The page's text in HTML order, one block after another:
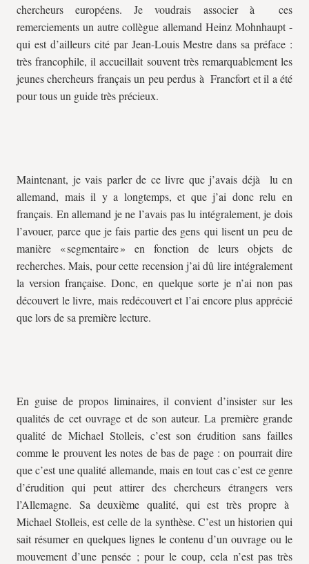
chercheurs européens. Je voudrais associer à ces
remerciements un autre collègue allemand Heinz Mohnhaupt -
qui est d’ailleurs cité par Jean-Louis Mestre dans sa préface :
très francophile, il accueillait souvent très remarquablement les
jeunes chercheurs français un peu perdus à Francfort et il a été
pour tous un guide très précieux.
Maintenant, je vais parler de ce livre que j’avais déjà lu en
allemand, mais il y a longtemps, et que j’ai donc relu en
français. En allemand je ne l’avais pas lu intégralement, je dois
l’avouer, parce que je fais partie des gens qui lisent un peu de
manière « segmentaire » en fonction de leurs objets de
recherches. Mais, pour cette recension j’ai dû lire intégralement
la version française. Donc, en quelque sorte je n’ai non pas
découvert le livre, mais redécouvert et l’ai encore plus apprécié
que lors de sa première lecture.
En guise de propos liminaires, il convient d’insister sur les
qualités de cet ouvrage et de son auteur. La première grande
qualité de Michael Stolleis, c’est son érudition sans failles
comme le prouvent les notes de bas de page : on pourrait dire
que c’est une qualité allemande, mais en tout cas c’est ce genre
d’érudition qui peut attirer des chercheurs étrangers vers
l’Allemagne. Sa deuxième qualité, qui est très propre à
Michael Stolleis, est celle de la synthèse. C’est un historien qui
sait résumer en quelques lignes le contenu d’un ouvrage ou le
mouvement d’une pensée ; pour le coup, cela n’est pas très